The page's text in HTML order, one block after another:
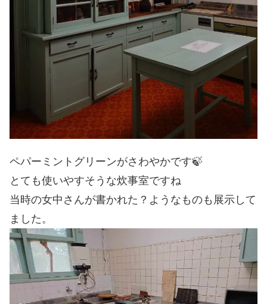
ペパーミントグリーンがさわやかです🍃
とても使いやすそうな炊事室ですね
当時の女中さんが書かれた？ようなものも展示して
ました。